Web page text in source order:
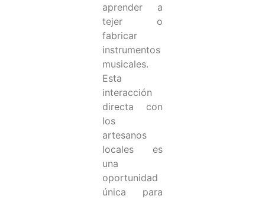
aprender a
tejer o
fabricar
instrumentos
musicales.
Esta
interacción
directa con
los
artesanos
locales es
una
oportunidad
única para